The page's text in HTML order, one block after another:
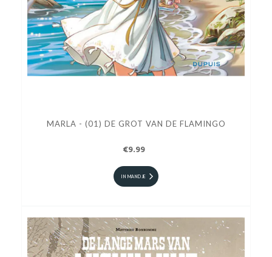
MARLA - (01) DE GROT VAN DE FLAMINGO
€9.99
IN MANDJE